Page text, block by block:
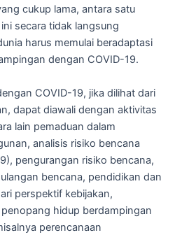
cukup lama, antara satu
secara tidak langsung
harus memulai beradaptasi
dengan COVID-19.
COVID-19, jika dilihat dari
dapat diawali dengan aktivitas
lain pemaduan dalam
analisis risiko bencana
pengurangan risiko bencana,
bencana, pendidikan dan
perspektif kebijakan,
hidup berdampingan
perencanaan